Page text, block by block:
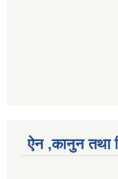
ऐन ,कानुन तथा